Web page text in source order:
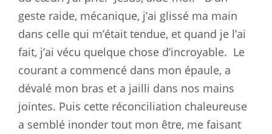
geste raide, mécanique, j’ai glissé ma main
dans celle qui m’était tendue, et quand je l’ai
fait, j’ai vécu quelque chose d’incroyable. Le
courant a commencé dans mon épaule, a
dévalé mon bras et a jailli dans nos mains
jointes. Puis cette réconciliation chaleureuse
a semblé inonder tout mon être, me faisant